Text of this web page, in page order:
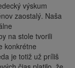
výskum
zaostalý. Naša
na stole tvorili
konkrétne
je totiž už príliš